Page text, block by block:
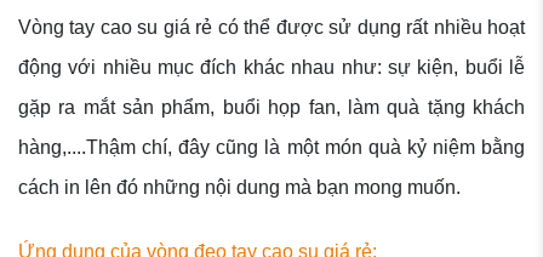
Vòng tay cao su giá rẻ có thể được sử dụng rất nhiều hoạt
động với nhiều mục đích khác nhau như: sự kiện, buổi lễ
gặp ra mắt sản phẩm, buổi họp fan, làm quà tặng khách
hàng,....Thậm chí, đây cũng là một món quà kỷ niệm bằng
cách in lên đó những nội dung mà bạn mong muốn.
Ứng dụng của vòng đeo tay cao su giá rẻ: